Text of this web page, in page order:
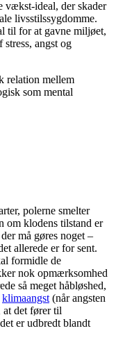
vækst-ideal, der skader
livsstilssygdomme.
til for at gavne miljøet,
angst og
relation mellem
som mental
polerne smelter
om klodens tilstand er
må gøres noget –
allerede er for sent.
formidle de
nok opmærksomhed
så meget håbløshed,
klimaangst (når angsten
det fører til
er udbredt blandt